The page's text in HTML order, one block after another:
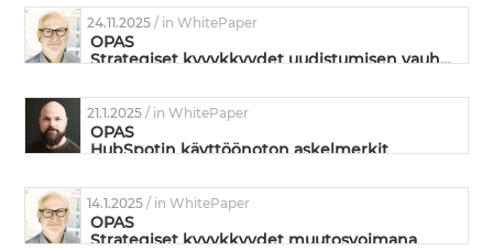
24.11.2025/ in WhitePaper
OPAS
Strategiset kyvykkyydet uudistumisen vauhdittajina
21.1.2025/ in WhitePaper
OPAS
HubSpotin käyttöönoton askelmerkit
14.1.2025/ in WhitePaper
OPAS
Strategiset kyvykkyydet muutosvoimana